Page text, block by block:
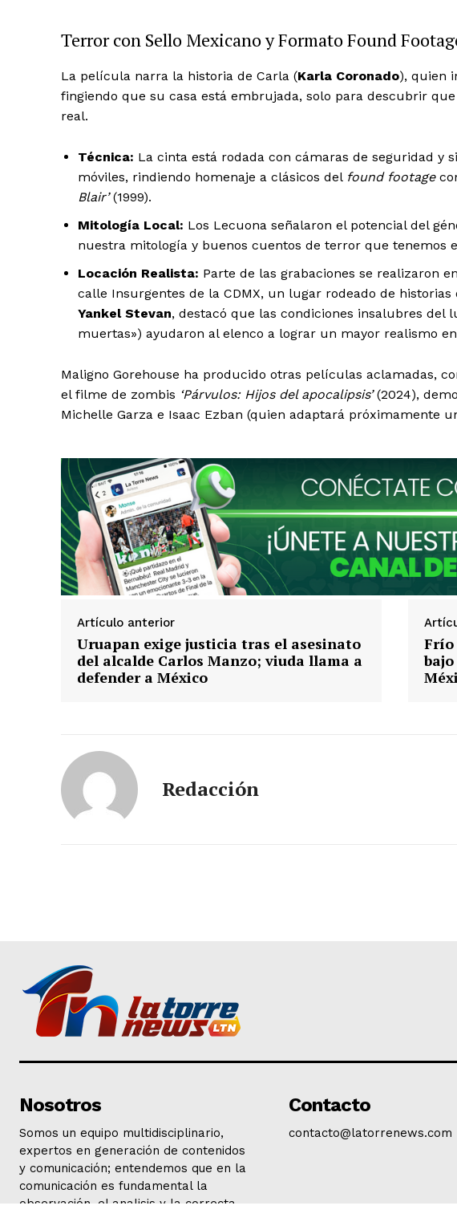
Terror con Sello Mexicano y Formato Found
La película narra la historia de Carla (Karla Coronado), quien
fingiendo que su casa está embrujada, solo para descubrir
real.
Técnica: La cinta está rodada con cámaras de seguridad y
móviles, rindiendo homenaje a clásicos del found footage
Blair’(1999).
Mitología Local: Los Lecuona señalaron el potencial del
nuestra mitología y buenos cuentos de terror que tenemos
Locación Realista: Parte de las grabaciones se realizaron
calle Insurgentes de la CDMX, un lugar rodeado de
Yankel Stevan, destacó que las condiciones insalubres del
muertas») ayudaron al elenco a lograr un mayor realismo
Maligno Gorehouse ha producido otras películas aclamadas,
el filme de zombis ‘Párvulos: Hijos del apocalipsis’(2024),
Michelle Garza e Isaac Ezban (quien adaptará próximamente
Artículo anterior
Uruapan exige justicia tras el asesinato
del alcalde Carlos Manzo; viuda llama a
defender a México
Frío
Redacción
Nosotros
Somos un equipo multidisciplinario,
expertos en generación de contenidos
y comunicación; entendemos que en la
comunicación es fundamental la
observación, el analisis y la correcta
Contacto
contacto@latorrenews.com